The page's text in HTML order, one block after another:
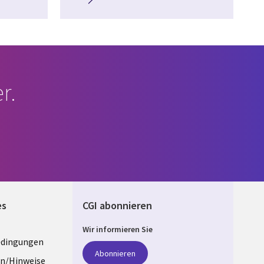
Hinweise
CGI abonnieren
Wir informieren Sie
Abonnieren